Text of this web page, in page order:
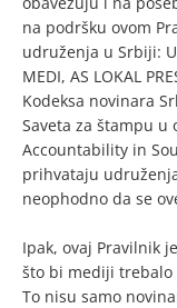
na podršku ovom
udruženja u Srbiji:
MEDI, AS LOKAL
Kodeksa novinara
Saveta za štampu u
Accountability in
prihvataju
neophodno da se
Ipak, ovaj Pravilnik
što bi mediji trebalo
To nisu samo